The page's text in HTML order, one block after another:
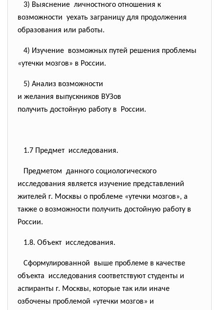
3) Выяснение личностного отношения к
возможности уехать заграницу для продолжения
образования или работы.
4) Изучение возможных путей решения проблемы
«утечки мозгов» в России.
5) Анализ возможности
и желания выпускников ВУЗов
получить достойную работу в России.
1.7 Предмет исследования.
Предметом данного социологического
исследования является изучение представлений
жителей г. Москвы о проблеме «утечки мозгов», а
также о возможности получить достойную работу в
России.
1.8. Объект исследования.
Сформулированной выше проблеме в качестве
объекта исследования соответствуют студенты и
аспиранты г. Москвы, которые так или иначе
озбочены проблемой «утечки мозгов» и